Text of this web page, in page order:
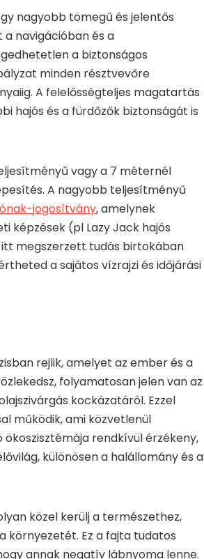
nagyobb tömegű és jelentős
navigációban és a
a biztonságos
minden résztvevőre
A felelősségteljes magatartás
hajós és a fürdőzők biztonságát is
vagy a 7 méternél
A nagyobb teljesítményű
jogosítvány, amelynek
képzések (pl Lazy Jack hajós
itt megszerzett tudás birtokában
a sajátos vízrajzi és időjárási
rejlik, amelyet az ember és a
folyamatosan jelen van az
kockázatáról. Ezzel
működik, ami közvetlenül
rendkívül érzékeny,
különösen a halállomány és a
közel kerülj a természethez,
környezetét. Ez a fajta tudatos
annak negatív lábnyoma lenne.